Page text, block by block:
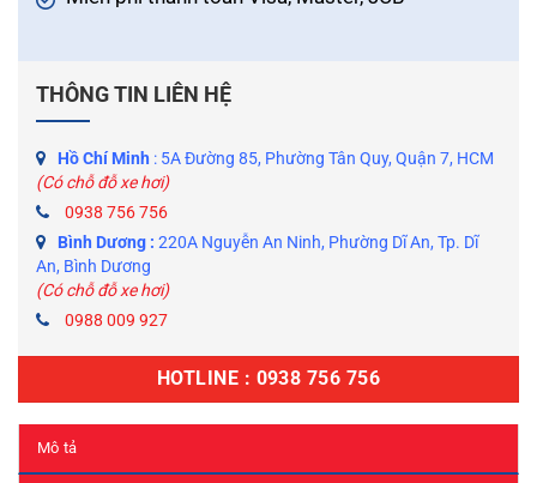
THÔNG TIN LIÊN HỆ
Hồ Chí Minh : 5A Đường 85, Phường Tân Quy, Quận 7, HCM
(Có chỗ đỗ xe hơi)
0938 756 756
Bình Dương : 220A Nguyễn An Ninh, Phường Dĩ An, Tp. Dĩ
An, Bình Dương
(Có chỗ đỗ xe hơi)
0988 009 927
HOTLINE : 0938 756 756
Mô tả